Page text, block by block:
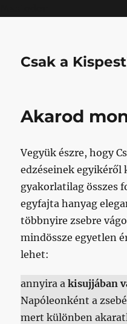
Csak a
Akarod
Vegyük észre, hogy
edzéseinek
gyakorlatilag összes
egyfajta hanyag
többnyire zsebre
mindössze egyetlen
lehet:
annyira akisujjában
Napóleonként a
mert különben